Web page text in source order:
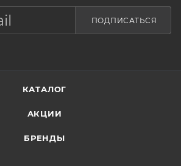
количество средства на
кожу лица.ПОДПИСАТЬСЯ
КАТАЛОГ
АКЦИИ
БРЕНДЫ